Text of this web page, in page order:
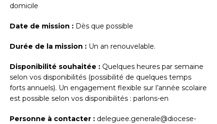
domicile
Date de mission : Dès que possible
Durée de la mission : Un an renouvelable.
Disponibilité souhaitée : Quelques heures par semaine
selon vos disponibilités (possibilité de quelques temps
forts annuels). Un engagement flexible sur l’année scolaire
est possible selon vos disponibilités : parlons-en
Personne à contacter : deleguee.generale@diocese-